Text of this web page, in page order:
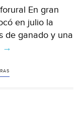
En gran
en julio la
de ganado y una
Durango:
provoca
→